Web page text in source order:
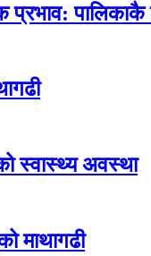
प्रभाव:
स्वास्थ्य अवस्था
माथागढी